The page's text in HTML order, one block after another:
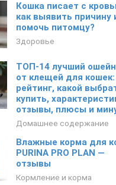
Кошка писает с
как выявить причину
помочь питомцу?
Здоровье
ТОП-14 лучший
от клещей для кошек:
рейтинг, какой
купить,
отзывы, плюсы и
Домашнее содержание
Влажные корма для
PURINA PRO PLAN —
отзывы
Кормление и корма